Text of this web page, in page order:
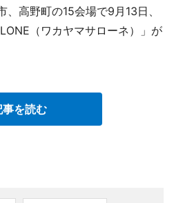
高野町の15会場で9月13日、
（ワカヤマサローネ）」が
事を読む